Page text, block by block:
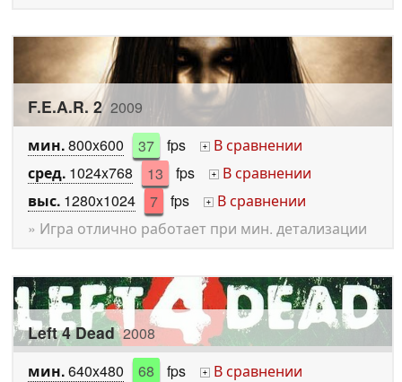
F.E.A.R. 2 2009
мин.800x600 37 fps +
В сравнении
сред. 1024x768 13 fps +
В сравнении
выс. 1280x1024 7 fps +
В сравнении
» Игра отлично работает при мин. детализации
Left 4 Dead 2008
мин.640x480 68 fps +
В сравнении